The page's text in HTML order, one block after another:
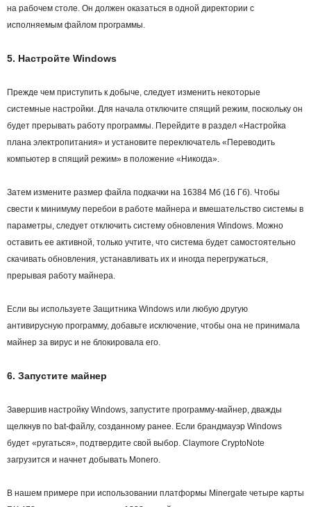
на рабочем столе. Он должен оказаться в одной директории с
исполняемым файлом программы.
5. Настройте Windows
Прежде чем приступить к добыче, следует изменить некоторые
системные настройки. Для начала отключите спящий режим, поскольку он
будет прерывать работу программы. Перейдите в раздел «Настройка
плана электропитания» и установите переключатель «Переводить
компьютер в спящий режим» в положение «Никогда».
Затем измените размер файла подкачки на 16384 Мб (16 Гб). Чтобы
свести к минимуму перебои в работе майнера и вмешательство системы в
параметры, следует отключить систему обновления Windows. Можно
оставить ее активной, только учтите, что система будет самостоятельно
скачивать обновления, устанавливать их и иногда перегружаться,
прерывая работу майнера.
Если вы используете Защитника Windows или любую другую
антивирусную программу, добавьте исключение, чтобы она не принимала
майнер за вирус и не блокировала его.
6. Запустите майнер
Завершив настройку Windows, запустите программу-майнер, дважды
щелкнув по bat-файлу, созданному ранее. Если брандмауэр Windows
будет «ругаться», подтвердите свой выбор. Claymore CryptoNote
загрузится и начнет добывать Monero.
В нашем примере при использовании платформы Minergate четыре карты